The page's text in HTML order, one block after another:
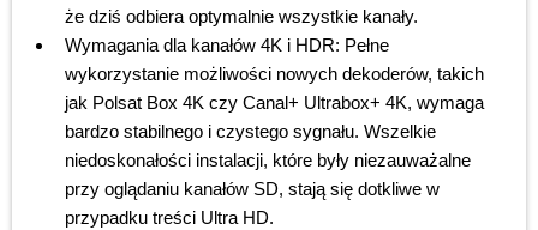
że dziś odbiera optymalnie wszystkie kanały.
Wymagania dla kanałów 4K i HDR: Pełne
wykorzystanie możliwości nowych dekoderów, takich
jak Polsat Box 4K czy Canal+ Ultrabox+ 4K, wymaga
bardzo stabilnego i czystego sygnału. Wszelkie
niedoskonałości instalacji, które były niezauważalne
przy oglądaniu kanałów SD, stają się dotkliwe w
przypadku treści Ultra HD.